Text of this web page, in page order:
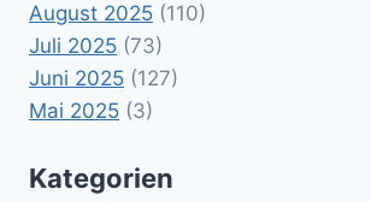
August 2025 (110)
Juli 2025 (73)
Juni 2025 (127)
Mai 2025 (3)
Kategorien